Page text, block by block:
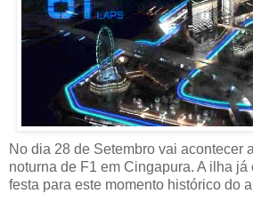
No dia 28 de Setembro vai acontecer
noturna de F1 em Cingapura. A ilha já
festa para este momento histórico do